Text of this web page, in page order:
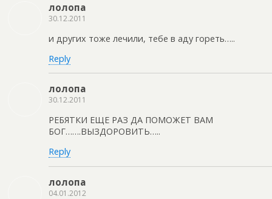
лолопа
30.12.2011
и других тоже лечили, тебе в аду гореть…..
Reply
лолопа
30.12.2011
РЕБЯТКИ ЕЩЕ РАЗ ДА ПОМОЖЕТ ВАМ
БОГ…….ВЫЗДОРОВИТЬ…..
Reply
лолопа
04.01.2012